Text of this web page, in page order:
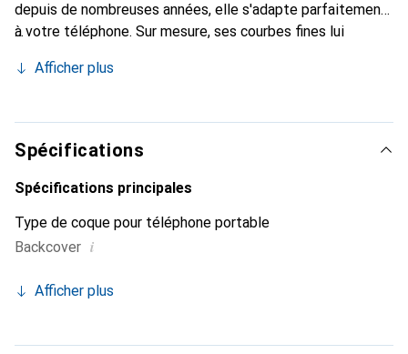
depuis de nombreuses années, elle s'adapte parfaitement
à votre téléphone. Sur mesure, ses courbes fines lui
l'accessoire chic et indispensable pour votre smartphone.
haute qualité, la marque Noreve est un choix sûr pour une
clientèle exigeante.
Afficher plus
Spécifications
Spécifications principales
Type de coque pour téléphone portable
Backcover i
Afficher plus